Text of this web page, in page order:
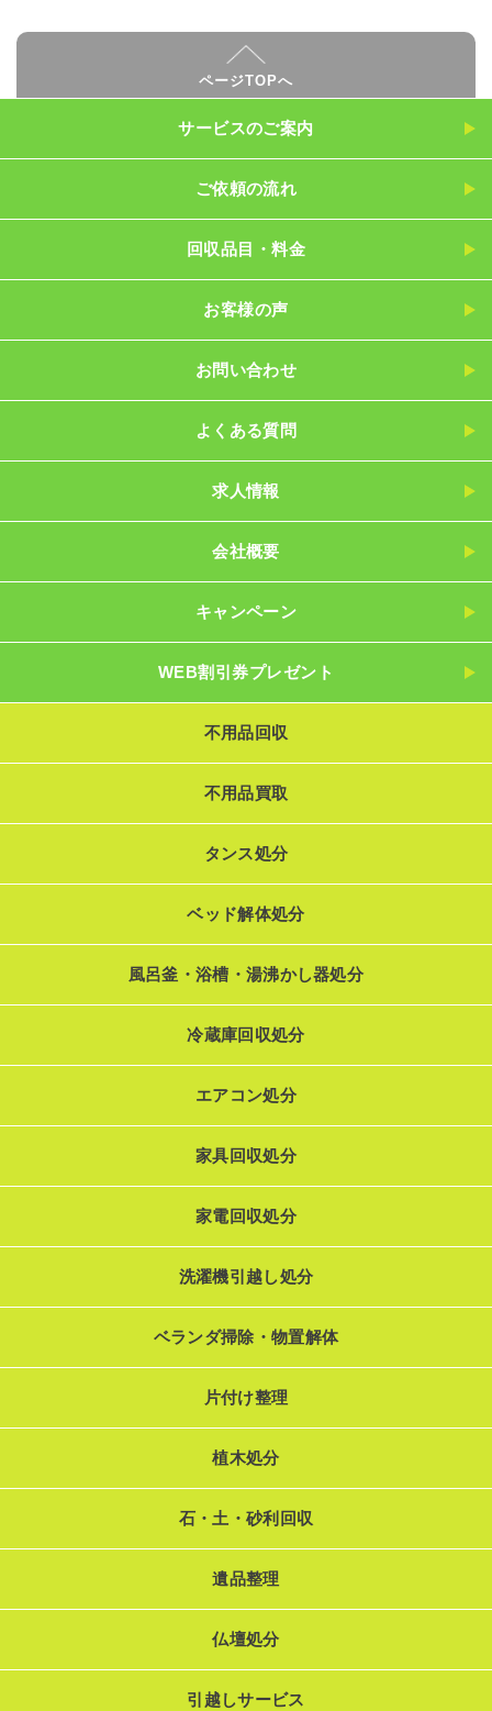
ページTOPへ
サービスのご案内
ご依頼の流れ
回収品目・料金
お客様の声
お問い合わせ
よくある質問
求人情報
会社概要
キャンペーン
WEB割引券プレゼント
不用品回収
不用品買取
タンス処分
ベッド解体処分
風呂釜・浴槽・湯沸かし器処分
冷蔵庫回収処分
エアコン処分
家具回収処分
家電回収処分
洗濯機引越し処分
ベランダ掃除・物置解体
片付け整理
植木処分
石・土・砂利回収
遺品整理
仏壇処分
引越しサービス